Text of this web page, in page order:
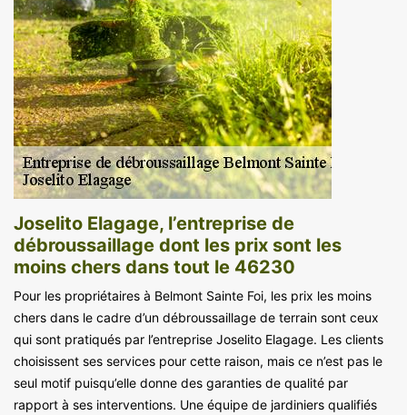
Joselito Elagage, l’entreprise de
débroussaillage dont les prix sont les
moins chers dans tout le 46230
Pour les propriétaires à Belmont Sainte Foi, les prix les moins
chers dans le cadre d’un débroussaillage de terrain sont ceux
qui sont pratiqués par l’entreprise Joselito Elagage. Les clients
choisissent ses services pour cette raison, mais ce n’est pas le
seul motif puisqu’elle donne des garanties de qualité par
rapport à ses interventions. Une équipe de jardiniers qualifiés